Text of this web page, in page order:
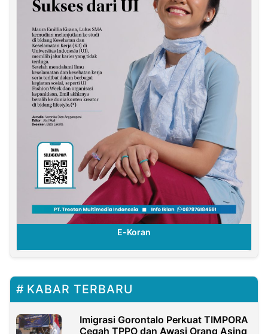
KABAR TERBARU
Imigrasi Gorontalo Perkuat TIMPORA
Cegah TPPO dan Awasi Orang Asing